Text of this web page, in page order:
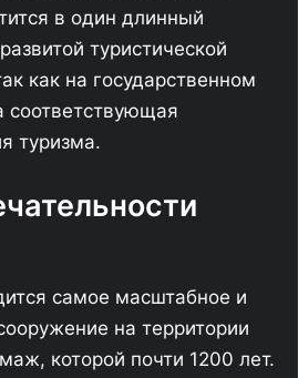
в один длинный
туристической
как на государственном
соответствующая
туризма.
самое масштабное и
на территории
которой почти 1200 лет.